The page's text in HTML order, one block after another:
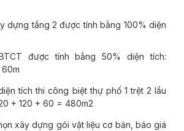
dựng tầng 2 được tính bằng 100% diện
được tính bằng 50% diện tích:
tích thi công biệt thự phố 1 trệt 2 lầu
+ 120 + 60 = 480m2
xây dựng gói vật liệu cơ bản, báo giá